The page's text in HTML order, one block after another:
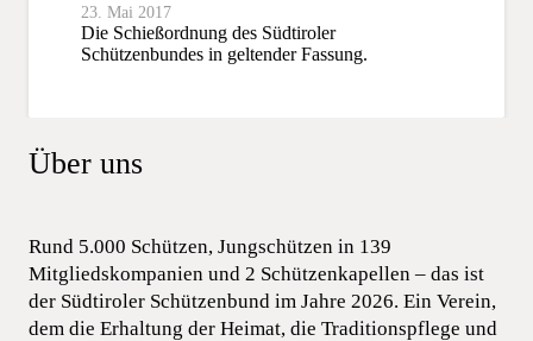
23. Mai 2017
Die Schießordnung des Südtiroler
Schützenbundes in geltender Fassung.
Über uns
Rund 5.000 Schützen, Jungschützen in 139
Mitgliedskompanien und 2 Schützenkapellen – das ist
der Südtiroler Schützenbund im Jahre 2026. Ein Verein,
dem die Erhaltung der Heimat, die Traditionspflege und